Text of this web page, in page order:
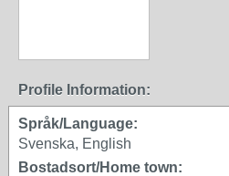
Profile Information:
Språk/Language:
Svenska, English
Bostadsort/Home town: